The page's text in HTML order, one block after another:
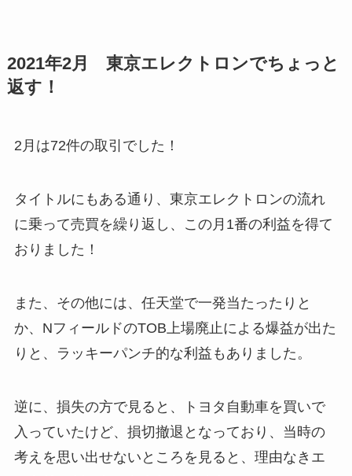
2021年2月 東京エレクトロンでちょっと
返す！
2月は72件の取引でした！
タイトルにもある通り、東京エレクトロンの流れ
に乗って売買を繰り返し、この月1番の利益を得て
おりました！
また、その他には、任天堂で一発当たったりと
か、NフィールドのTOB上場廃止による爆益が出た
りと、ラッキーパンチ的な利益もありました。
逆に、損失の方で見ると、トヨタ自動車を買いで
入っていたけど、損切撤退となっており、当時の
考えを思い出せないところを見ると、理由なきエ